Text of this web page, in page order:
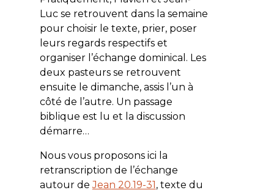
Luc se retrouvent dans la semaine
pour choisir le texte, prier, poser
leurs regards respectifs et
organiser l’échange dominical. Les
deux pasteurs se retrouvent
ensuite le dimanche, assis l’un à
côté de l’autre. Un passage
biblique est lu et la discussion
démarre…
Nous vous proposons ici la
retranscription de l’échange
autour deJean 20.19-31, texte du